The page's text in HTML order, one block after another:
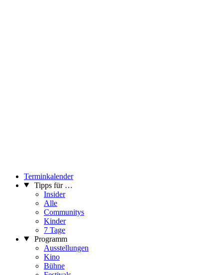
Terminkalender
Tipps für …
Insider
Alle
Communitys
Kinder
7 Tage
Programm
Ausstellungen
Kino
Bühne